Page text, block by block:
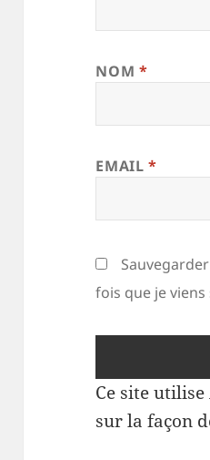
NOM *
EMAIL*
fois que je
Ce site
sur la façon